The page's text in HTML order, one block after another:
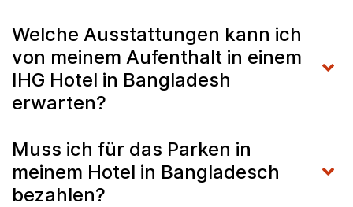
Welche Ausstattungen kann ich
von meinem Aufenthalt in einem
IHG Hotel in Bangladesh
erwarten?
Muss ich für das Parken in
meinem Hotel in Bangladesch
bezahlen?